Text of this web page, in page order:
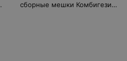
сборные мешки Комбигезив